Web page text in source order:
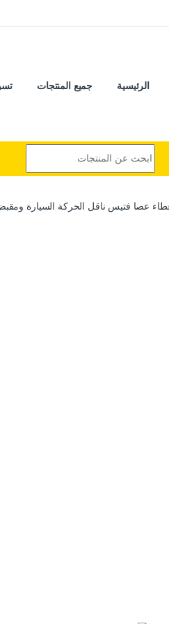
الرئيسية جميع المنتجات
عصا فتيس ناقل الحركة السيارة ومقبض